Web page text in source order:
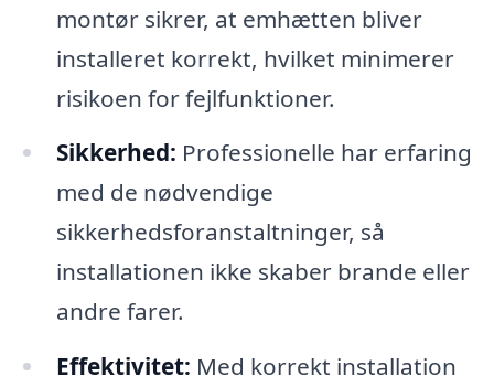
montør sikrer, at emhætten bliver
installeret korrekt, hvilket minimerer
risikoen for fejlfunktioner.
Sikkerhed: Professionelle har erfaring
med de nødvendige
sikkerhedsforanstaltninger, så
installationen ikke skaber brande eller
andre farer.
Effektivitet: Med korrekt installation